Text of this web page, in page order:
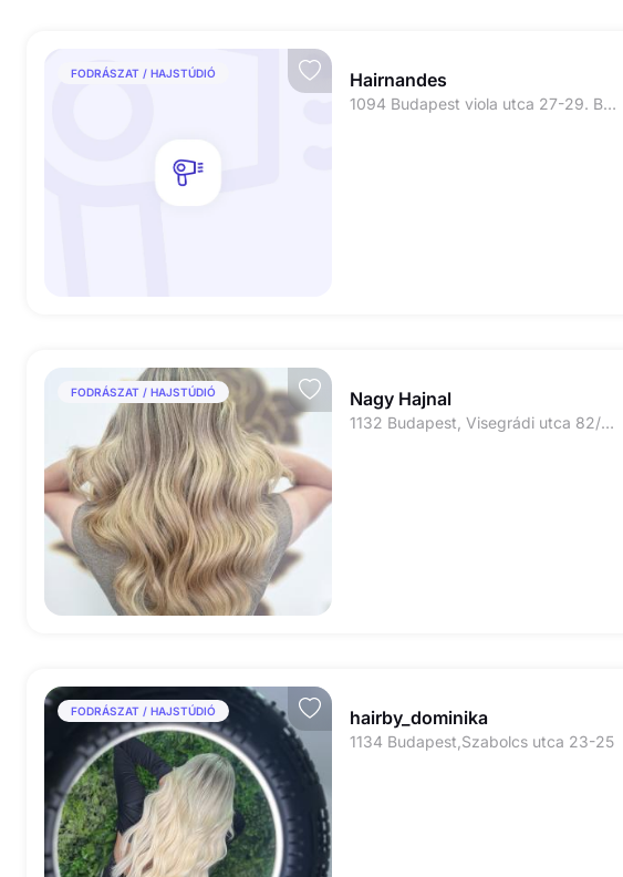
FODRÁSZAT / HAJSTÚDIÓ Hairnandes
1094 Budapest viola utca 27-29. Bejárat a Balázs Béla utcáról
FODRÁSZAT / HAJSTÚDIÓ Nagy Hajnal
1132 Budapest, Visegrádi utca 82/A, Rózsa szépségszalon
FODRÁSZAT / HAJSTÚDIÓ hairby_dominika
1134 Budapest,Szabolcs utca 23-25